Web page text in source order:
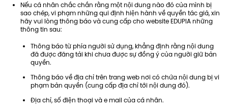
Nếu cá nhân chắc chắn rằng một nội dung nào đó của mình bị
sao chép, vi phạm những qui định hiện hành về quyền tác giả, xin
hãy vui lòng thông báo và cung cấp cho website EDUPIA những
thông tin sau:
Thông báo từ phía người sử dụng, khẳng định rằng nội dung
đã được đăng tải khi chưa được sự đồng ý của người giữ bản
quyền.
Thông báo về địa chỉ trên trang web nơi có chứa nội dung bị vi
phạm bản quyền (cung cấp địa chỉ tới nội dung đó).
Địa chỉ, số điện thoại và e mail của cá nhân.